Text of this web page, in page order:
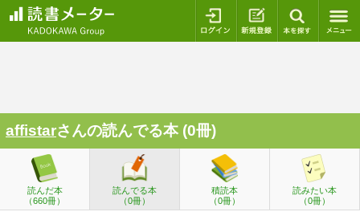
ログイン 新規登録
affistarさんの読んでる本 (0冊)
読んだ本
（660冊）
読んでる本
（0冊）
積読本
（0冊）
読みたい本
（0冊）